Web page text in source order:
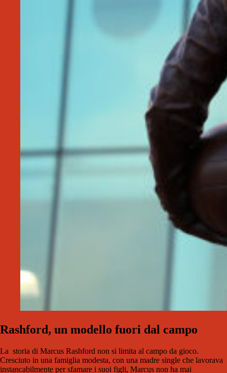
Rashford, un modello fuori dal campo
La storia di Marcus Rashford non si limita al campo da gioco.
Cresciuto in una famiglia modesta, con una madre single che lavorava
instancabilmente per sfamare i suoi figli, Marcus non ha mai